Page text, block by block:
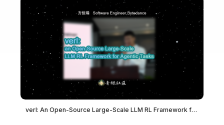
verl: An Open-Source Large-Scale LLM RL Framework for